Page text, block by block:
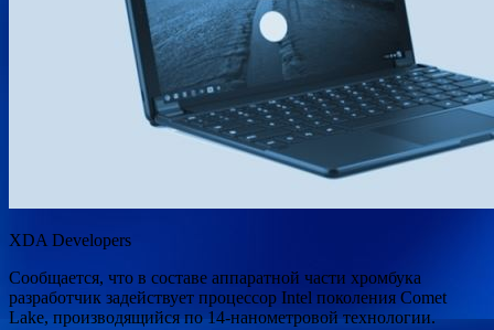
XDA Developers
Сообщается, что в составе аппаратной части хромбука
разработчик задействует процессор Intel поколения Comet
Lake, производящийся по 14-нанометровой технологии.